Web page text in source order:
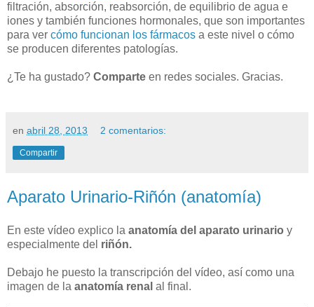
filtración, absorción, reabsorción, de equilibrio de agua e
iones y también funciones hormonales, que son importantes
para ver cómo funcionan los fármacos a este nivel o cómo
se producen diferentes patologías.
¿Te ha gustado? Comparte en redes sociales. Gracias.
en abril 28, 2013 2 comentarios:
Compartir
Aparato Urinario-Riñón (anatomía)
En este vídeo explico la anatomía del aparato urinario y
especialmente del riñón.
Debajo he puesto la transcripción del vídeo, así como una
imagen de la anatomía renal al final.